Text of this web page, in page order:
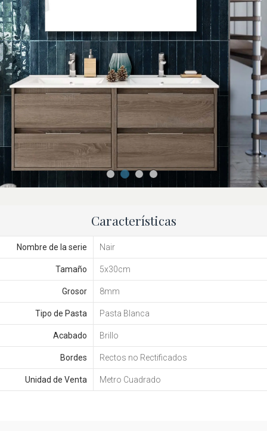
Características
Nombre de la serie Nair
Tamaño 5x30cm
Grosor 8mm
Tipo de Pasta Pasta Blanca
Acabado Brillo
Bordes Rectos no Rectificados
Unidad de Venta Metro Cuadrado